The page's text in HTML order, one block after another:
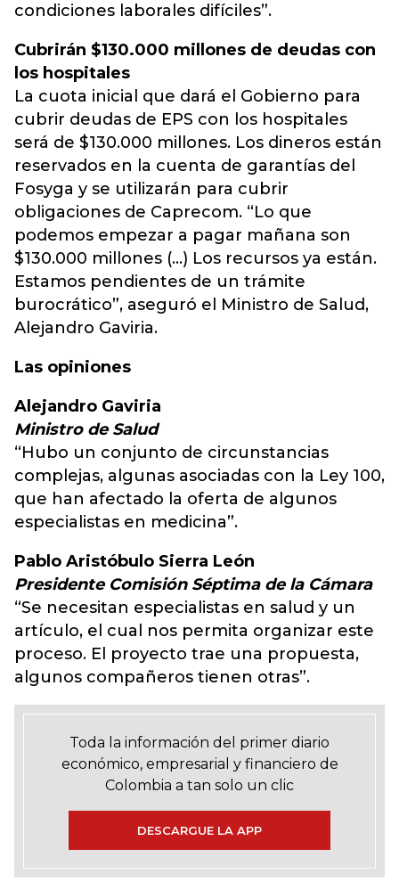
condiciones laborales difíciles”.
Cubrirán $130.000 millones de deudas con
los hospitales
La cuota inicial que dará el Gobierno para
cubrir deudas de EPS con los hospitales
será de $130.000 millones. Los dineros están
reservados en la cuenta de garantías del
Fosyga y se utilizarán para cubrir
obligaciones de Caprecom. “Lo que
podemos empezar a pagar mañana son
$130.000 millones (…) Los recursos ya están.
Estamos pendientes de un trámite
burocrático”, aseguró el Ministro de Salud,
Alejandro Gaviria.
Las opiniones
Alejandro Gaviria
Ministro de Salud
“Hubo un conjunto de circunstancias
complejas, algunas asociadas con la Ley 100,
que han afectado la oferta de algunos
especialistas en medicina”.
Pablo Aristóbulo Sierra León
Presidente Comisión Séptima de la Cámara
“Se necesitan especialistas en salud y un
artículo, el cual nos permita organizar este
proceso. El proyecto trae una propuesta,
algunos compañeros tienen otras”.
Toda la información del primer diario
económico, empresarial y financiero de
Colombia a tan solo un clic
DESCARGUE LA APP